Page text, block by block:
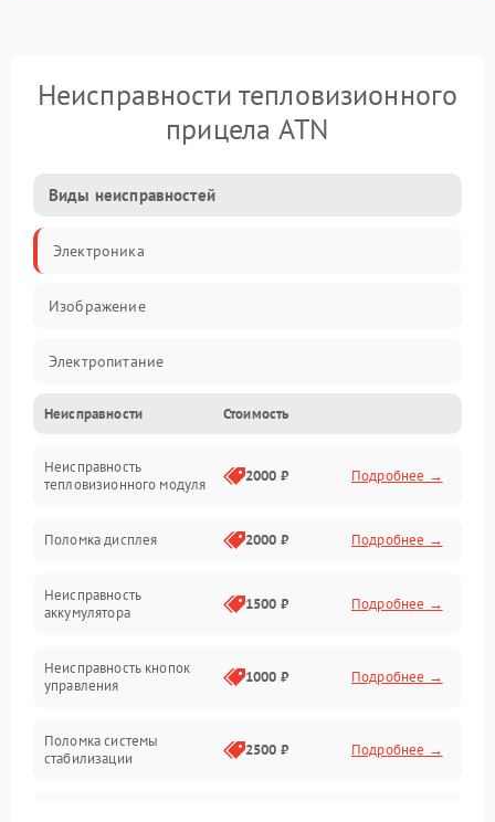
Неисправности тепловизионного
прицела ATN
Виды неисправностей
Электроника
Изображение
Электропитание
Измерения
Матрица
Неисправности Стоимость
Неисправность
тепловизионного модуля
2000 ₽ Подробнее →
Поломка дисплея 2000 ₽ Подробнее →
Неисправность
аккумулятора
1500 ₽ Подробнее →
Неисправность кнопок
управления
1000 ₽ Подробнее →
Поломка системы
стабилизации
2500 ₽ Подробнее →